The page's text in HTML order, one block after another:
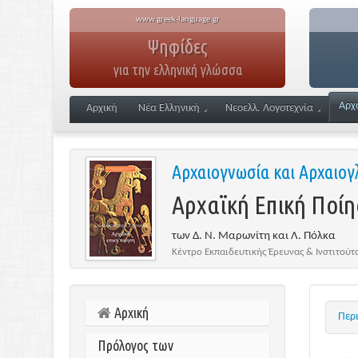
www.greek-language.gr
Ψηφίδες
για την ελληνική γλώσσα
Αρχική Νέα Ελληνική Νεοελλ. Λογοτεχνία
Αρχαιογνωσία και
Αρχαϊκή Επική
των Δ. Ν. Μαρωνίτη και Λ. Πόλκα
Κέντρο Εκπαιδευτικής Έρευνας &
Αρχική
Πρόλογος των